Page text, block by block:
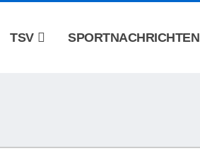
TSV SPORTNACHRICHTEN